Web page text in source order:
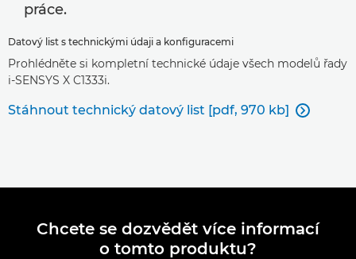
práce.
Datový list s technickými údaji a konfiguracemi
Prohlédněte si kompletní technické údaje všech modelů řady
i-SENSYS X C1333i.
Stáhnout technický datový list [pdf, 970 kb] 
Chcete se dozvědět více informací
o tomto produktu?